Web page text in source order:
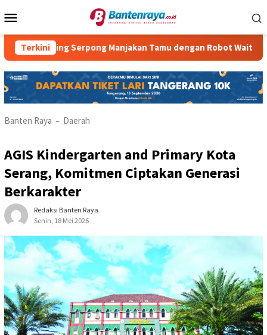
ke
Mobile
Terkini
Serpong Manjakan Tamu dengan Robot Waiter RM
Banten Raya – Daerah
AGIS Kindergarten and Primary Kota
Serang, Komitmen Ciptakan Generasi
Berkarakter
Redaksi Banten Raya
Senin, 18 Mei 2026